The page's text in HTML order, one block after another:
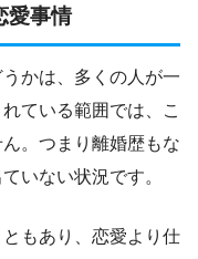
愛事情
かは、多くの人が一
ている範囲では、こ
。つまり離婚歴もな
いない状況です。
もあり、恋愛より仕